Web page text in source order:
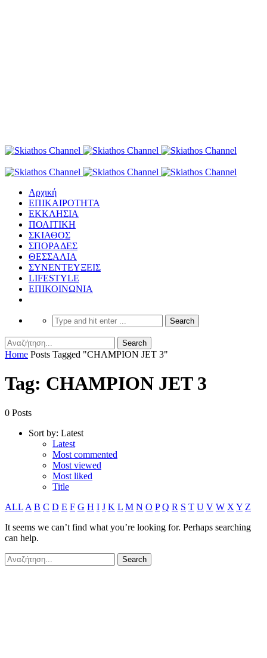
Αρχική
ΕΠΙΚΑΙΡΟΤΗΤΑ
ΕΚΚΛΗΣΙΑ
ΠΟΛΙΤΙΚΗ
ΣΚΙΑΘΟΣ
ΣΠΟΡΑΔΕΣ
ΘΕΣΣΑΛΙΑ
ΣΥΝΕΝΤΕΥΞΕΙΣ
LIFESTYLE
ΕΠΙΚΟΙΝΩΝΙΑ
Home Posts Tagged "CHAMPION JET 3"
Tag: CHAMPION JET 3
0 Posts
Sort by: Latest
Latest
Most commented
Most viewed
Most liked
Title
ALL A B C D E F G H I J K L M N O P Q R S T U V W X Y Z
It seems we can’t find what you’re looking for. Perhaps searching
can help.